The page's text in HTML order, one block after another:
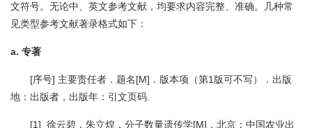
文符号。无论中、英文参考文献，均要求内容完整、准确。几种常
见类型参考文献著录格式如下：
a. 专著
[序号] 主要责任者．题名[M]．版本项（第1版可不写）．出版
地：出版者，出版年：引文页码.
[1] 徐云碧，朱立煌．分子数量遗传学[M]．北京：中国农业出